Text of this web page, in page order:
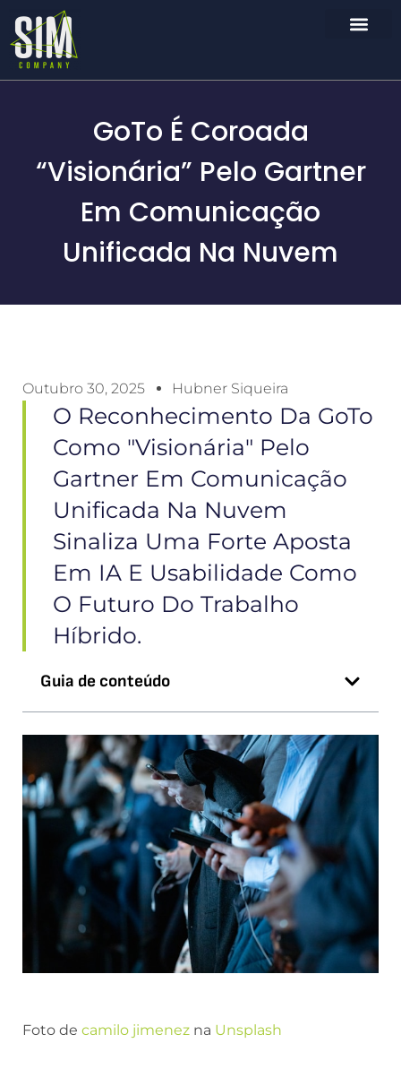
GoTo É Coroada
“Visionária” Pelo Gartner
Em Comunicação
Unificada Na Nuvem
Outubro 30, 2025 Hubner Siqueira
O Reconhecimento Da GoTo
Como "Visionária" Pelo
Gartner Em Comunicação
Unificada Na Nuvem
Sinaliza Uma Forte Aposta
Em IA E Usabilidade Como
O Futuro Do Trabalho
Híbrido.
Guia de conteúdo
Foto de camilo jimenez na Unsplash